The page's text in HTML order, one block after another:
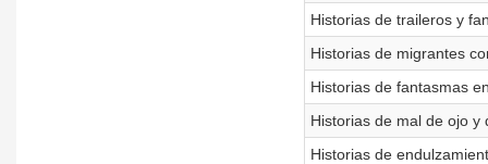
Historias de traileros y
Historias de migrantes
Historias de fantasmas
Historias de mal de ojo y
Historias de